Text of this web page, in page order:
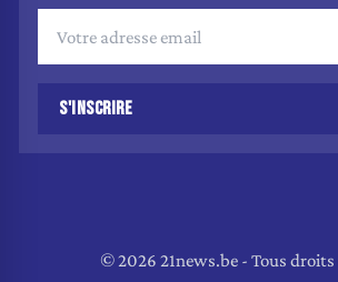
S'INSCRIRE
© 2026 21news.be - Tous droits